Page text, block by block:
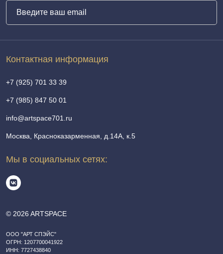
© 2026 ARTSPACE
ООО "АРТ СПЭЙС"
ОГРН: 1207700041922
ИНН: 7727438840
Контактная информация
+7 (925) 701 33 39
+7 (985) 847 50 01
info@artspace701.ru
Москва, Красноказарменная, д.14А, к.5
Мы в социальных сетях: